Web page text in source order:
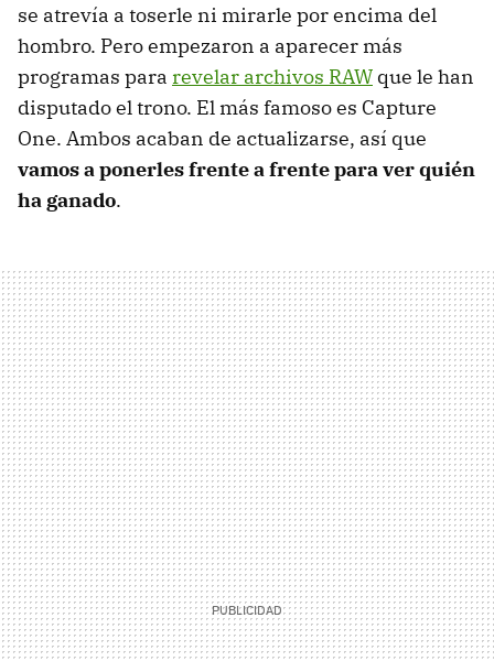
se atrevía a toserle ni mirarle por encima del
hombro. Pero empezaron a aparecer más
programas para revelar archivos RAW que le han
disputado el trono. El más famoso es Capture
One. Ambos acaban de actualizarse, así que
vamos a ponerles frente a frente para ver quién
ha ganado.